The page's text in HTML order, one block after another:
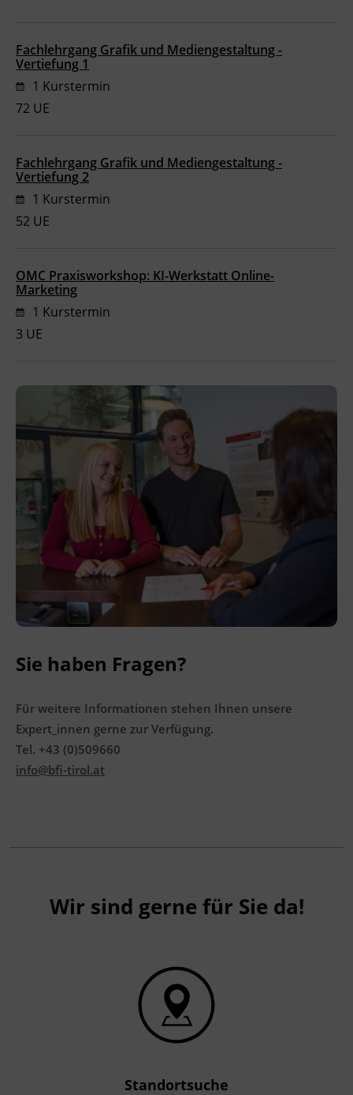
BFI Schwaz
Fachlehrgang Grafik und Mediengestaltung -
Vertiefung 1
1 Kurstermin
72 UE
Fachlehrgang Grafik und Mediengestaltung -
Vertiefung 2
1 Kurstermin
52 UE
OMC Praxisworkshop: KI-Werkstatt Online-
Marketing
1 Kurstermin
3 UE
Sie haben Fragen?
Für weitere Informationen stehen Ihnen unsere
Expert_innen gerne zur Verfügung.
Tel. +43 (0)509660
info@bfi-tirol.at
Wir sind gerne für Sie da!
Standortsuche